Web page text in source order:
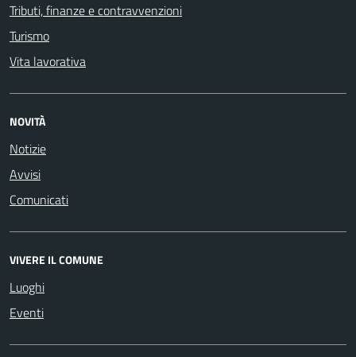
Tributi, finanze e contravvenzioni
Turismo
Vita lavorativa
NOVITÀ
Notizie
Avvisi
Comunicati
VIVERE IL COMUNE
Luoghi
Eventi